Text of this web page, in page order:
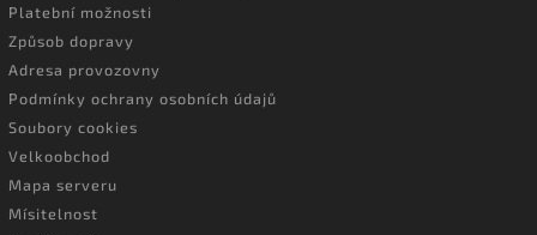
Platební možnosti
Způsob dopravy
Adresa provozovny
Podmínky ochrany osobních údajů
Soubory cookies
Velkoobchod
Mapa serveru
Mísitelnost